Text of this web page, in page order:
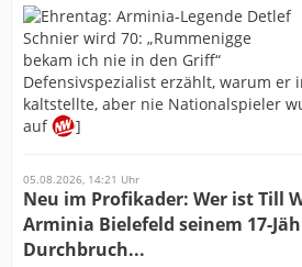
Defensivspezialist erzählt, warum er
kaltstellte, aber nie Nationalspieler
auf
]
05.08.2026, 14:21 Uhr
Neu im Profikader: Wer ist Till
Arminia Bielefeld seinem 17-
Durchbruch...